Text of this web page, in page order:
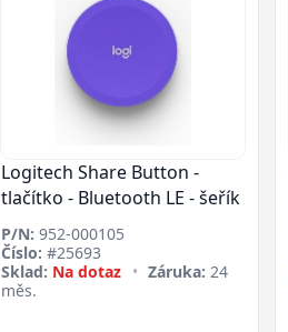
Logitech Share Button -
tlačítko - Bluetooth LE - šeřík
P/N: 952-000105
Číslo: #25693
Sklad: Na dotaz • Záruka: 24
měs.